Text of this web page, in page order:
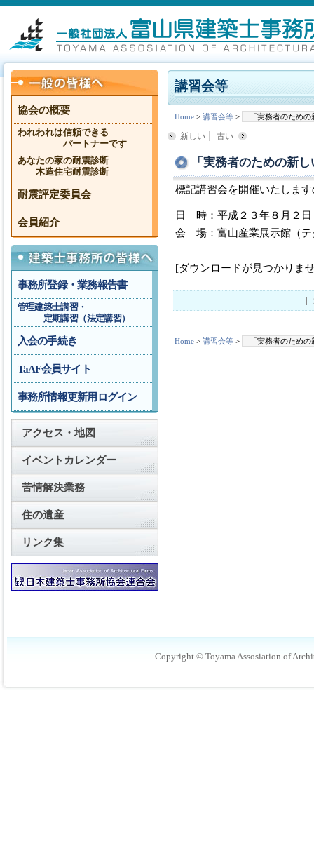
講習会等
Home > 講習会等 > 「実務者のため
新しい 古い
「実務者のための新
標記講習会を開催いたしま
日 時：平成２３年８月２日
会 場：富山産業展示館（
[ダウンロードが見つかりま
Home > 講習会等 > 「実務者のため
協会の概要
われわれは信頼できる
パートナーです
あなたの家の耐震診断
木造住宅耐震診断
耐震評定委員会
会員紹介
事務所登録・業務報告書
管理建築士講習・
定期講習（法定講習）
入会の手続き
TaAF会員サイト
事務所情報更新用ログイン
アクセス・地図
イベントカレンダー
苦情解決業務
住の遺産
リンク集
Copyright © Toyama Assosiation of